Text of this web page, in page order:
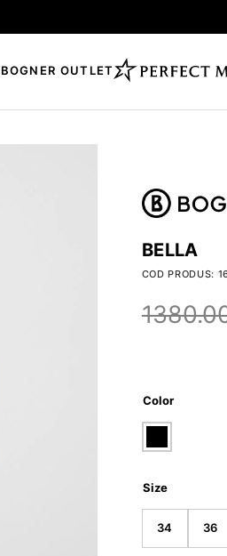
BOGNER OUTLET
BELLA
COD PRODUS:
Color
Size
34 36